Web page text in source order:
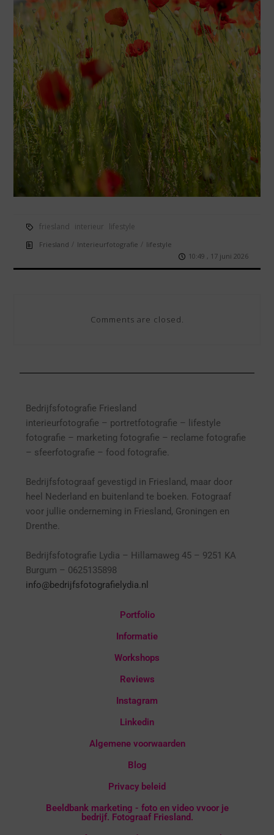
friesland interieur lifestyle
Friesland / Interieurfotografie / lifestyle
10:49 , 17 juni 2026
Comments are closed.
Bedrijfsfotografie Friesland
interieurfotografie – portretfotografie – l ifestyle
fotografie – marketing fotografie – reclame fotografie
– sfeerfotografie – food fotografie.
Bedrijfsfotograaf gevestigd in Friesland, maar door
heel Nederland en buitenland te boeken. Fotograaf
voor jullie onderneming in Friesland, Groningen en
Drenthe.
Bedrijfsfotografie Lydia – Hillamaweg 45 – 9251 KA
Burgum – 0625135898
info@bedrijfsfotografielydia.nl
Portfolio
Informatie
Workshops
Reviews
Instagram
Linkedin
Algemene voorwaarden
Blog
Privacy beleid
Beeldbank marketing - foto en video vvoor je
bedrijf. Fotograaf Friesland.